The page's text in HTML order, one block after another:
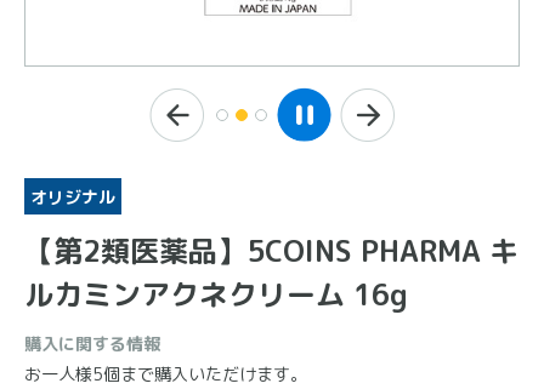
オリジナル
【第2類医薬品】5COINS PHARMA キ
ルカミンアクネクリーム 16g
購入に関する情報
お一人様5個まで購入いただけます。